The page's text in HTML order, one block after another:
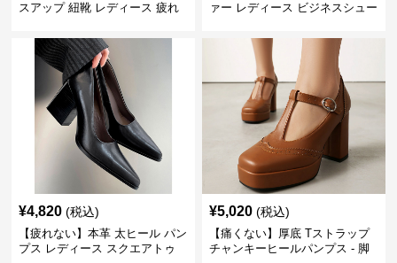
スアップ 紐靴 レディース 疲れ
ビジネスシューズ
ァー レディース ビジネスシュー
トゥ 疲れない スーツ
¥4,820 (税込)
【疲れない】本革 太ヒール パン
プス レディース スクエアトゥ
¥5,020 (税込)
【痛くない】厚底 Tストラップ
チャンキーヒールパンプス - 脚